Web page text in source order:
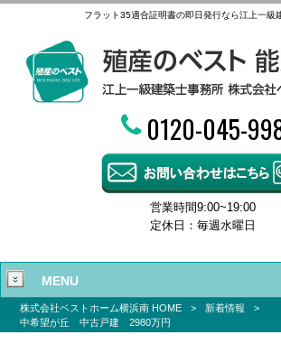
フラット35適合証明書の即日発行なら江上一級
0120-045-
営業時間9:00~19:00
定休日：毎週水曜日
MENU
株式会社ベストホーム横浜南 HOME > 新着情報
>
中希望が丘 中古戸建 2980万円